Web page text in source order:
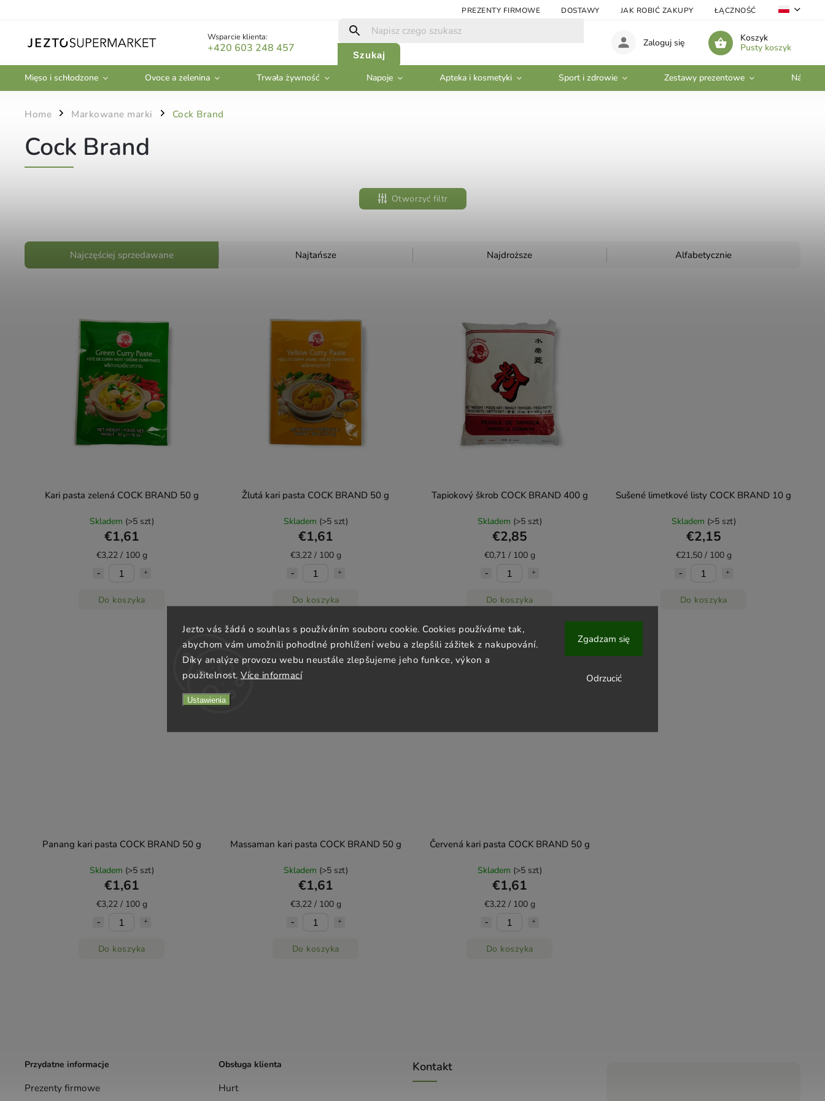
Jezto vás žádá o souhlas s používáním souboru cookie. Cookies používáme tak,
abychom vám umožnili pohodlné prohlížení webu a zlepšili zážitek z nakupování.
Díky analýze provozu webu neustále zlepšujeme jeho funkce, výkon a
použitelnost. Více informací
Ustawienia
Odrzucić
Zgadzam się
PREZENTY FIRMOWE DOSTAWY JAK ROBIĆ ZAKUPY ŁĄCZNOŚĆ
Wsparcie klienta:
+420 603 248 457
Szukaj
Koszyk
Pusty koszyk
Zaloguj się
Mięso i schłodzone Ovoce a zelenina Trwała żywność Napoje Apteka i kosmetyki Sport i zdrowie Zestawy prezentowe Nádobí
Home / Markowane marki / Cock Brand
Cock Brand
Otworzyć filtr
Najczęściej sprzedawane Najtańsze Najdroższe Alfabetycznie
Kari pasta zelená COCK BRAND 50 g
Skladem (>5 szt)
€1,61
€3,22 / 100 g
Do koszyka
Žlutá kari pasta COCK BRAND 50 g
Skladem (>5 szt)
€1,61
€3,22 / 100 g
Do koszyka
Tapiokový škrob COCK BRAND 400 g
Skladem (>5 szt)
€2,85
€0,71 / 100 g
Do koszyka
Sušené limetkové listy COCK BRAND 10 g
Skladem (>5 szt)
€2,15
€21,50 / 100 g
Do koszyka
Panang kari pasta COCK BRAND 50 g
Skladem (>5 szt)
€1,61
€3,22 / 100 g
Do koszyka
Massaman kari pasta COCK BRAND 50 g
Skladem (>5 szt)
€1,61
€3,22 / 100 g
Do koszyka
Červená kari pasta COCK BRAND 50 g
Skladem (>5 szt)
€1,61
€3,22 / 100 g
Do koszyka
Przydatne informacje
Prezenty firmowe
Obsługa klienta
Hurt
Kontakt